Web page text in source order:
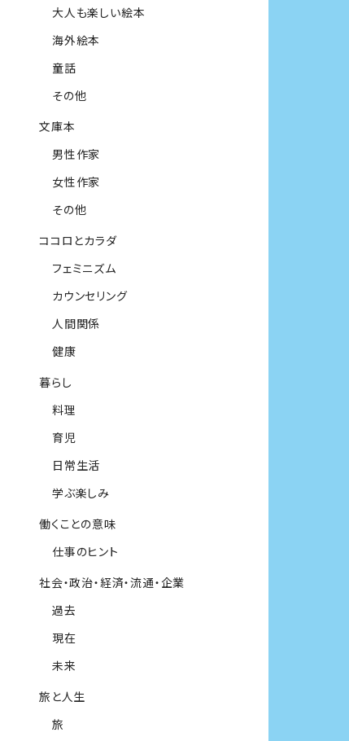
大人も楽しい絵本
海外絵本
童話
その他
文庫本
男性作家
女性作家
その他
ココロとカラダ
フェミニズム
カウンセリング
人間関係
健康
暮らし
料理
育児
日常生活
学ぶ楽しみ
働くことの意味
仕事のヒント
社会・政治・経済・流通・企業
過去
現在
未来
旅と人生
旅